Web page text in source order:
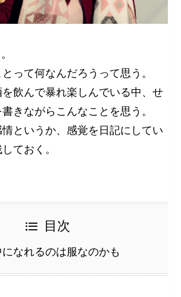
って何なんだろうって思う。
飲んで暴れ楽しんでいる中、せ
きながらこんなことを思う。
というか、感覚を日記にしてい
ておく。
目次
なれるのは服なのかも